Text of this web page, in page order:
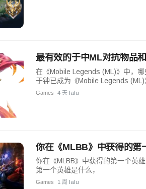
最有效的于中ML对抗物品
在《Mobile Legends (ML)》中，
于钟已成为《Mobile Legends (ML)
Games 4 天 lalu
你在《MLBB》中获得的第
你在《MLBB》中获得的第一个英
第一个英雄是什么，
Games 1 周 lalu